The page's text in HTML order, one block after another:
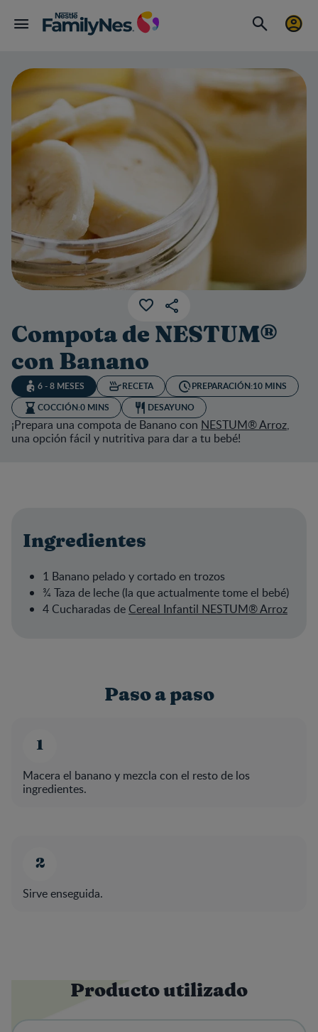
Compota de NESTUM®
con Banano
6 - 8 MESES RECETA PREPARACIÓN:10 MINS
COCCIÓN:0 MINS DESAYUNO
¡Prepara una compota de Banano con NESTUM® Arroz,
una opción fácil y nutritiva para dar a tu bebé!
Ingredientes
1 Banano pelado y cortado en trozos
¾ Taza de leche (la que actualmente tome el bebé)
4 Cucharadas de Cereal Infantil NESTUM® Arroz
Paso a paso
Macera el banano y mezcla con el resto de los
ingredientes.
Sirve enseguida.
Producto utilizado